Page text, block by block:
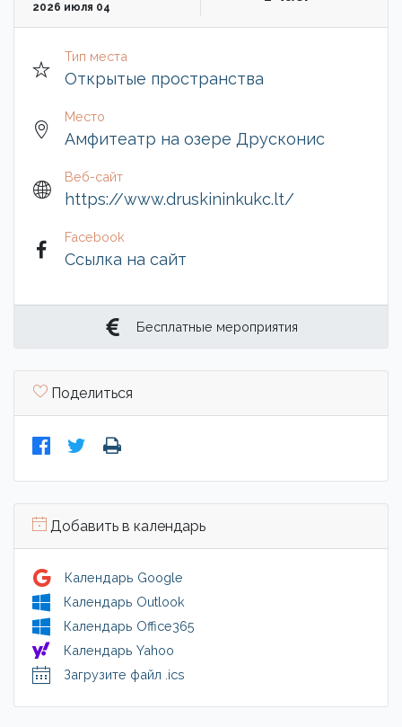
2026 июля 04
Тип места
Открытые пространства
Место
Амфитеатр на озере Друсконис
Веб-сайт
https://www.druskininkukc.lt/
Facebook
Ссылка на сайт
Бесплатные мероприятия
Поделиться
Добавить в календарь
Календарь Google
Календарь Outlook
Календарь Office365
Календарь Yahoo
Загрузите файл .ics